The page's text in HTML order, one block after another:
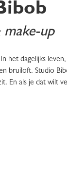
up
het dagelijks
bruiloft. Studio
En als je dat wilt